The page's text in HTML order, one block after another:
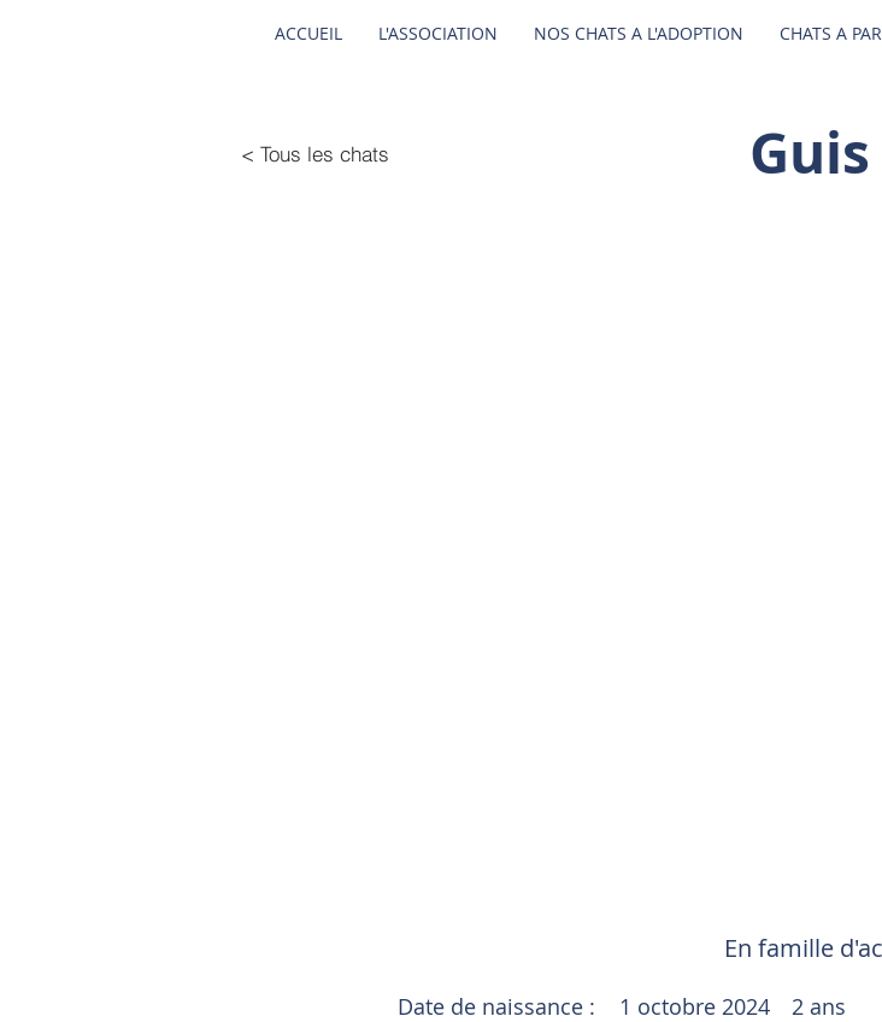
ACCUEIL L'ASSOCIATION NOS CHATS A L'ADOPTION CHATS A
< Tous les chats Guis
En famille
Date de naissance : 1 octobre 2024 2 ans